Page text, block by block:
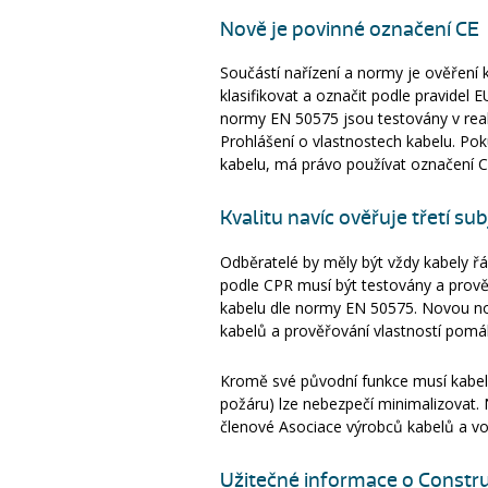
Nově je povinné označení CE
Součástí nařízení a normy je ověření
klasifikovat a označit podle pravidel
normy EN 50575 jsou testovány v
Prohlášení o vlastnostech kabelu.
kabelu, má právo používat označení
Kvalitu navíc ověřuje třetí
Odběratelé by měly být vždy kabely
podle CPR musí být testovány a
kabelu dle normy EN 50575. Novou
kabelů a prověřování vlastností
Kromě své původní funkce musí
požáru) lze nebezpečí
členové Asociace výrobců kabelů a
Užitečné informace o